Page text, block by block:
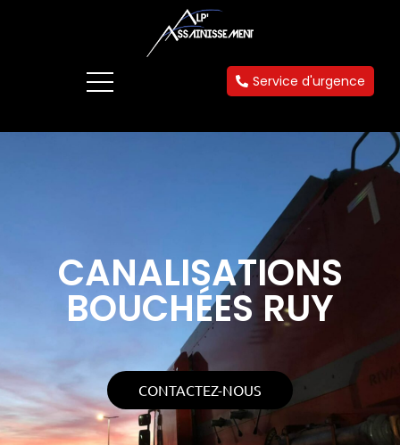
Service d'urgence
CANALISATIONS
BOUCHÉES RUY
CONTACTEZ-NOUS